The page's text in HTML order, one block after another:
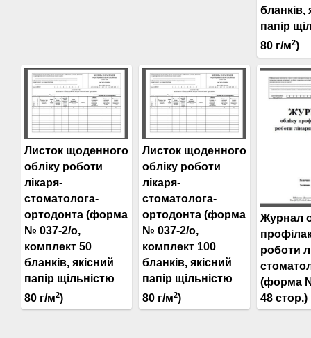
бланків,
папір
80 г/м2)
Листок щоденного
обліку роботи
лікаря-
стоматолога-
ортодонта (форма
№ 037-2/о,
комплект 50
бланків, якісний
папір щільністю
80 г/м2)
Листок щоденного
обліку роботи
лікаря-
стоматолога-
ортодонта (форма
№ 037-2/о,
комплект 100
бланків, якісний
папір щільністю
80 г/м2)
Журнал
роботи
(форма
48 стор.)